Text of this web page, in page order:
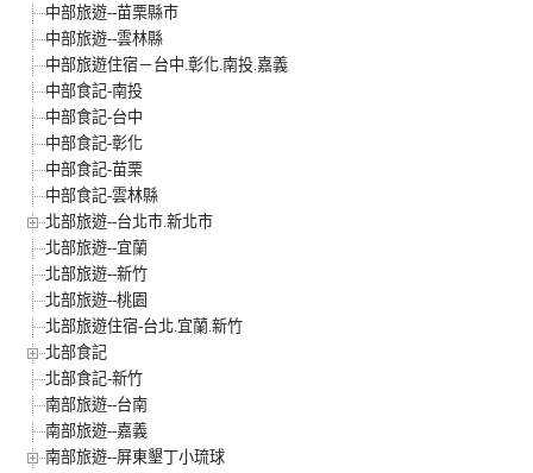
中部旅遊--苗栗縣市
中部旅遊--雲林縣
中部旅遊住宿－台中.彰化.南投.嘉義
中部食記-南投
中部食記-台中
中部食記-彰化
中部食記-苗栗
中部食記-雲林縣
北部旅遊--台北市.新北市
北部旅遊--宜蘭
北部旅遊--新竹
北部旅遊--桃園
北部旅遊住宿-台北.宜蘭.新竹
北部食記
北部食記-新竹
南部旅遊--台南
南部旅遊--嘉義
南部旅遊--屏東墾丁小琉球